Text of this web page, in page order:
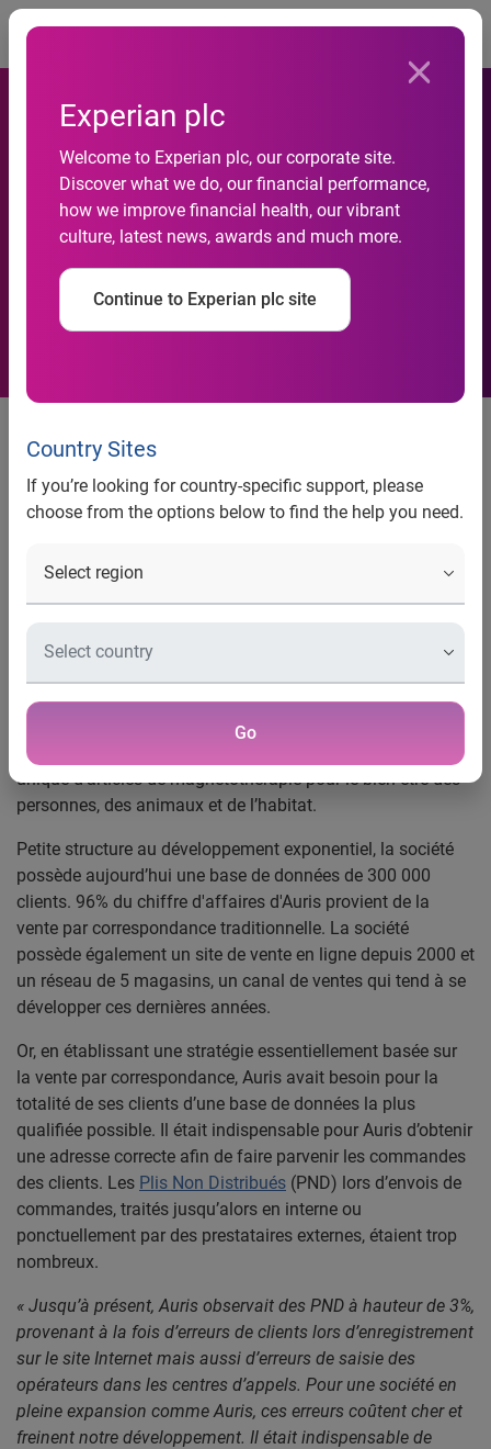
Experian plc
Welcome to Experian plc, our corporate site.
Discover what we do, our financial performance,
how we improve financial health, our vibrant
culture, latest news, awards and much more.
Continue to Experian plc site
Country Sites
If you’re looking for country-specific support, please
choose from the options below to find the help you need.
Go
Auris choisit les solutions
QAS Pro et QAS Pro Web
La société Auris déploie les
solutions QAS Pro et QAS pro
Web pour accompagner son
développement
PME en forte croissance et leader en magnétothérapie,
Auris s'appuie sur l'expertise d'Experian Marketing
élément indispensable de son développement.
Une PME aux besoins stratégiques pour ses ventes par
Depuis 1996, Auris conçoit et développe une gamme
unique d’articles de magnétothérapie pour le bien-être des
personnes, des animaux et de l’habitat.
Petite structure au développement exponentiel, la société
possède aujourd’hui une base de données de 300 000
clients. 96% du chiffre d'affaires d'Auris provient de la
vente par correspondance traditionnelle. La société
possède également un site de vente en ligne depuis 2000 et
un réseau de 5 magasins, un canal de ventes qui tend à se
développer ces dernières années.
Or, en établissant une stratégie essentiellement basée sur
la vente par correspondance, Auris avait besoin pour la
totalité de ses clients d’une base de données la plus
qualifiée possible. Il était indispensable pour Auris d’obtenir
une adresse correcte afin de faire parvenir les commandes
des clients. Les Plis Non Distribués (PND) lors d’envois de
commandes, traités jusqu’alors en interne ou
ponctuellement par des prestataires externes, étaient trop
nombreux.
« Jusqu’à présent, Auris observait des PND à hauteur de 3%,
provenant à la fois d’erreurs de clients lors d’enregistrement
sur le site Internet mais aussi d’erreurs de saisie des
opérateurs dans les centres d’appels. Pour une société en
pleine expansion comme Auris, ces erreurs coûtent cher et
freinent notre développement. Il était indispensable de